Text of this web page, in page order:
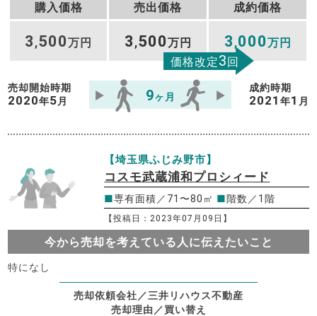
購入価格 売出価格 成約価格
3 ,500万円 3 ,500万円 3 ,000万円
価格改定3回
売却開始時期
2020年5 月 9ヶ月
成約時期
2021 年1 月
【埼玉県ふじみ野市】
コスモ武蔵浦和プロシィード
■専有面積／71〜80㎡ ■階数／1階
【投稿日：2023年07月09日】
今から売却を考えている人に伝えたいこと
特になし
売却依頼会社／三井リハウス不動産
売却理由／買い替え